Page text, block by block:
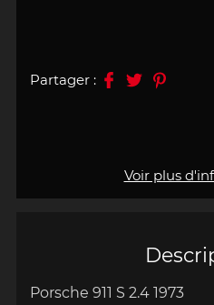
Porsche 911 S 2.4 1973
Voir plus
Partager :